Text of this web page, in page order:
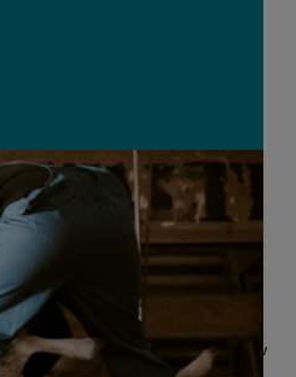
vrouwelijke
obstakels
vrouw zijn
landbouwers zeggen dat ze
ervaren omdat ze vrouw